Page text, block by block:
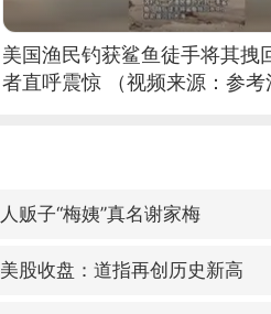
美国渔民钓获鲨鱼徒手将其拽
者直呼震惊 （视频来源：参考
人贩子“梅姨”真名谢家梅
美股收盘：道指再创历史新高